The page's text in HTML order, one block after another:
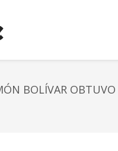
BOLÍVAR OBTUVO